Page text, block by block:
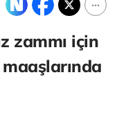
zammı için